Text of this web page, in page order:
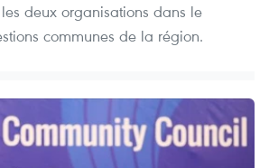
deux organisations dans le
communes de la région.